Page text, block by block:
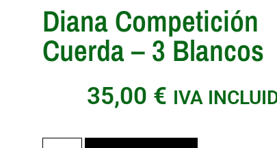
Diana Competición
Cuerda – 3 Blancos
35,00 € IVA